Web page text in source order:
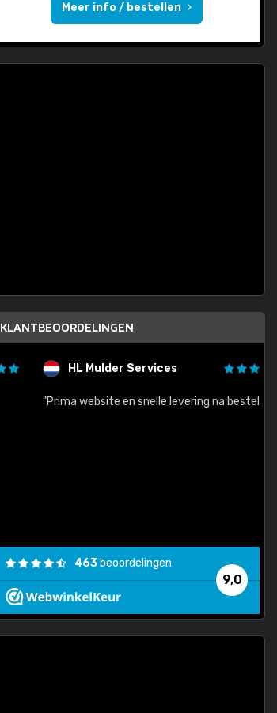
Meer info / bestellen
KLANTBEOORDELINGEN
HL Mulder Services
"Prima website en snelle levering na bestelling"
9,0
463 beoordelingen